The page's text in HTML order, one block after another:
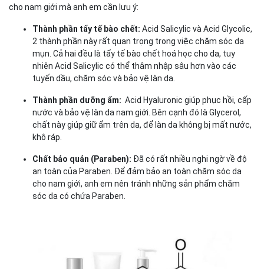
cho nam giới mà anh em cần lưu ý:
Thành phần tẩy tế bào chết: Acid Salicylic và Acid Glycolic,
2 thành phần này rất quan trọng trong việc chăm sóc da
mụn. Cả hai đều là tẩy tế bào chết hoá học cho da, tuy
nhiên Acid Salicylic có thể thâm nhập sâu hơn vào các
tuyến dầu, chăm sóc và bảo vệ làn da.
Thành phần dưỡng ẩm: Acid Hyaluronic giúp phục hồi, cấp
nước và bảo vệ làn da nam giới. Bên cạnh đó là Glycerol,
chất này giúp giữ ẩm trên da, để làn da không bị mất nước,
khô ráp.
Chất bảo quản (Paraben): Đã có rất nhiều nghi ngờ về độ
an toàn của Paraben. Để đảm bảo an toàn chăm sóc da
cho nam giới, anh em nên tránh những sản phẩm chăm
sóc da có chứa Paraben.